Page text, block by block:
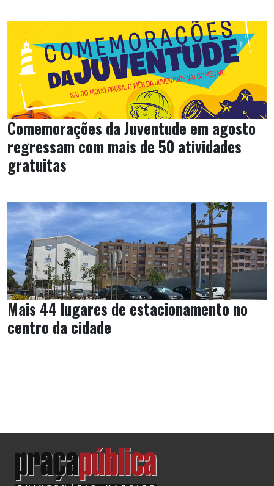
Comemorações da Juventude em agosto
regressam com mais de 50 atividades
gratuitas
Mais 44 lugares de estacionamento no
centro da cidade